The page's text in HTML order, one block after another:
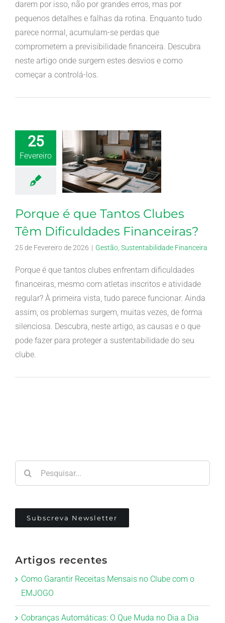
darem por isso, não por grandes erros, mas por
pequenos detalhes e falhas da rotina. Enquanto tudo
parece normal, acumulam-se perdas que
comprometem a previsibilidade financeira. Descubra
neste artigo onde surgem estes desvios e como
começar a controlá-los.
25
Fevereiro
Porque é que Tantos Clubes
Têm Dificuldades Financeiras?
25 de Fevereiro de 2026 | Gestão Sustentabilidade Financeira
Porque é que tantos clubes enfrentam dificuldades
financeiras, mesmo com atletas inscritos e atividade
regular? À primeira vista, tudo parece funcionar. Ainda
assim, os problemas surgem, muitas vezes, de forma
silenciosa. Descubra, neste artigo, as causas e o que
pode fazer para proteger a sustentabilidade do seu
clube.
Subscreva Newsletter
Artigos recentes
Como Garantir Receitas Mensais no Clube com o
EMJOGO
Cobranças Automáticas: O Que Muda no Dia a Dia